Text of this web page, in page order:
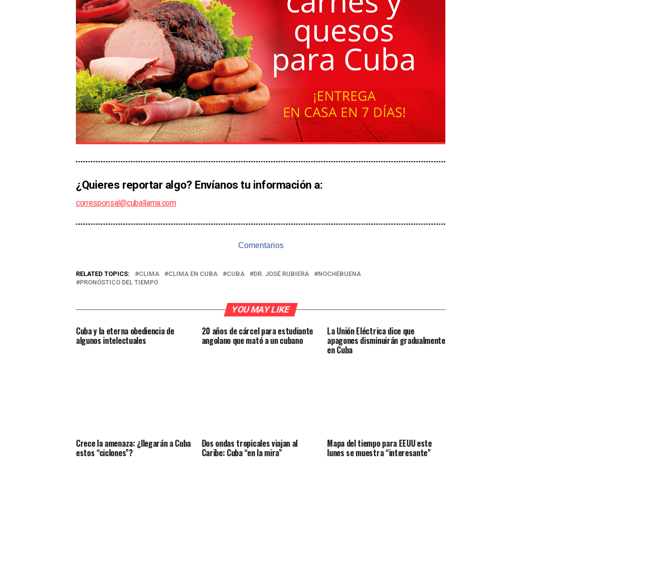
¿Quieres reportar algo? Envíanos tu información a:
corresponsal@cuballama.com
Comentarios
RELATED TOPICS: CLIMA CLIMA EN CUBA CUBA DR. JOSÉ RUBIERA
NOCHEBUENA
PRONÓSTICO DEL TIEMPO
YOU MAY LIKE
Cuba y la eterna obediencia de
algunos intelectuales
20 años de cárcel para estudiante
angolano que mató a un cubano
La Unión Eléctrica dice que
apagones disminuirán gradualmente
en Cuba
Crece la amenaza: ¿llegarán a Cuba
estos “ciclones”?
Dos ondas tropicales viajan al
Caribe: Cuba “en la mira”
Mapa del tiempo para EEUU este
lunes se muestra “interesante”